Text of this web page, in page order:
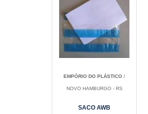
EMPÓRIO DO PLÁSTICO /
NOVO HAMBURGO - RS
SACO AWB